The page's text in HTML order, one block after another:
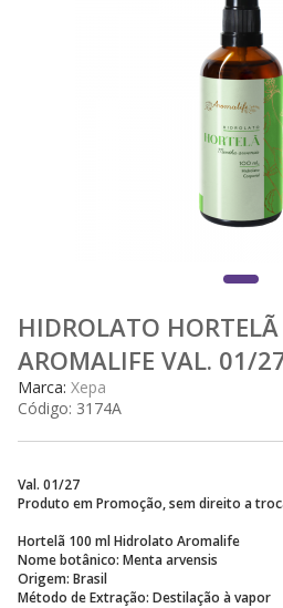
HIDROLATO
AROMALIFE VAL. 01/
Marca:Xepa
Código: 3174A
Val. 01/27
Produto em Promoção, sem direito a
Hortelã 100 ml Hidrolato Aromalife
Nome botânico: Menta arvensis
Origem: Brasil
Método de Extração: Destilação à vapor